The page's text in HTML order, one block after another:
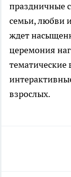
праздничные
семьи, любви
ждет
церемония
тематические
взрослых.